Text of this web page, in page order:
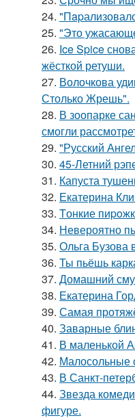
24.
25. "Это
26. Ice Spice
жёсткой ретуши.
27. Волочкова
Столько Жрешь".
28. В зоопарке
смогли
29. "Русский
30. 45-Летний
31. Капуста
32. Екатерина
33. Tонкие
34. Невероятно
35. Ольга Бузова
36. Ты пьёшь
37. Домашний
38. Екатерина
39. Самая
40. Заварные
41. В маленькой
42. Малосольные
43. В Санкт-
44. Звезда
фигуре.